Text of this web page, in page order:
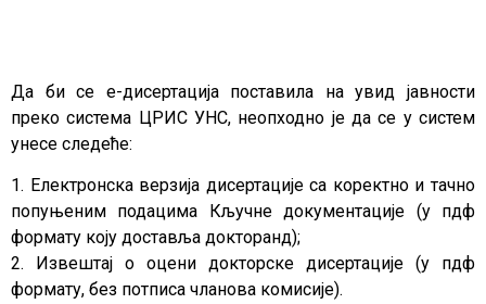
Да би се е-дисертација поставила на увид јавности
преко система ЦРИС УНС, неопходно је да се у систем
унесе следеће:
1. Електронска верзија дисертације са коректно и тачно
попуњеним подацима Кључне документације (у пдф
формату коју доставља докторанд);
2. Извештај о оцени докторске дисертације (у пдф
формату, без потписа чланова комисије).